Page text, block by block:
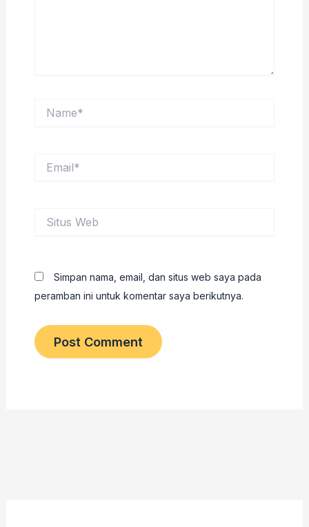
Web
Simpan nama, email, dan situs web saya pada
peramban ini untuk komentar saya berikutnya.